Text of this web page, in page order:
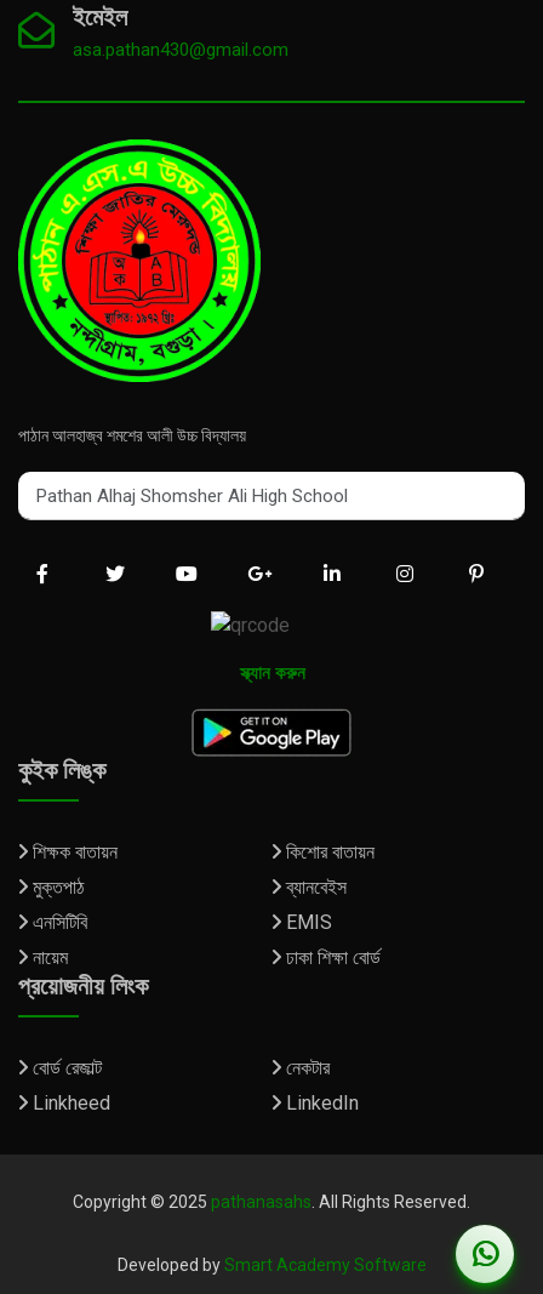
ইমেইল
asa.pathan430@gmail.com
পাঠান আলহাজ্ব শমশের আলী উচ্চ বিদ্যালয়
Pathan Alhaj Shomsher Ali High School
Pathan Alhaj Shomsher Ali High School
স্ক্যান করুন
কুইক লিঙ্ক
শিক্ষক বাতায়ন
কিশোর বাতায়ন
মুক্তপাঠ
ব্যানবেইস
এনসিটিবি
EMIS
নায়েম
ঢাকা শিক্ষা বোর্ড
প্রয়োজনীয় লিংক
বোর্ড রেজাল্ট
নেকটার
Linkheed
LinkedIn
Copyright © 2025 pathanasahs. All Rights Reserved.
Developed bySmart Academy Software